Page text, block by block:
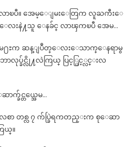
ာၿပီ။ အေမ့ေျမးေတြက လူႀကီးေ
ေလးနဲ႔သူ ေနခ်င္ လာၾကၿပီ အေမ…
႐ႊက ဆန္ျပဳတ္ေလးေသာက္ေနရာမွ
ာလုပ္ခ်င္လို႔လဲကြယ္ ပြင့္ပြင့္လင္းလ
က္ခ်င္တယ္အေမ…
စာ တစ္လ ၇ က်ပ္ခြဲရကတည္းက စုေဆာ
ယ္။